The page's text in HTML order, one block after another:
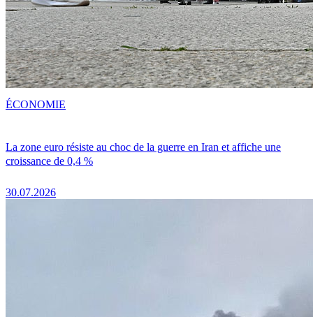
La zone euro résiste au choc de la guerre en Iran et affiche une
croissance de 0,4 %
30.07.2026
ÉCONOMIE